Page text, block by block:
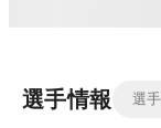
選手情報